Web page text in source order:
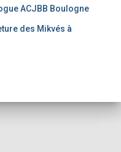
ACJBB Boulogne
des Mikvés à